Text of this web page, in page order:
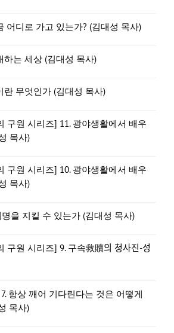
어디로 가고 있는가? (김대성 목사)
하는 세상 (김대성 목사)
란 무엇인가 (김대성 목사)
구원 시리즈] 11. 광야생활에서 배우
목사)
구원 시리즈] 10. 광야생활에서 배우
목사)
을 지킬 수 있는가 (김대성 목사)
시리즈] 9. 구속救贖의 청사진-성
항상 깨어 기다린다는 것은 어떻게
목사)